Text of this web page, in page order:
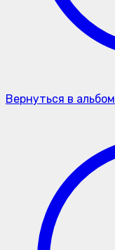
Вернуться в альбом